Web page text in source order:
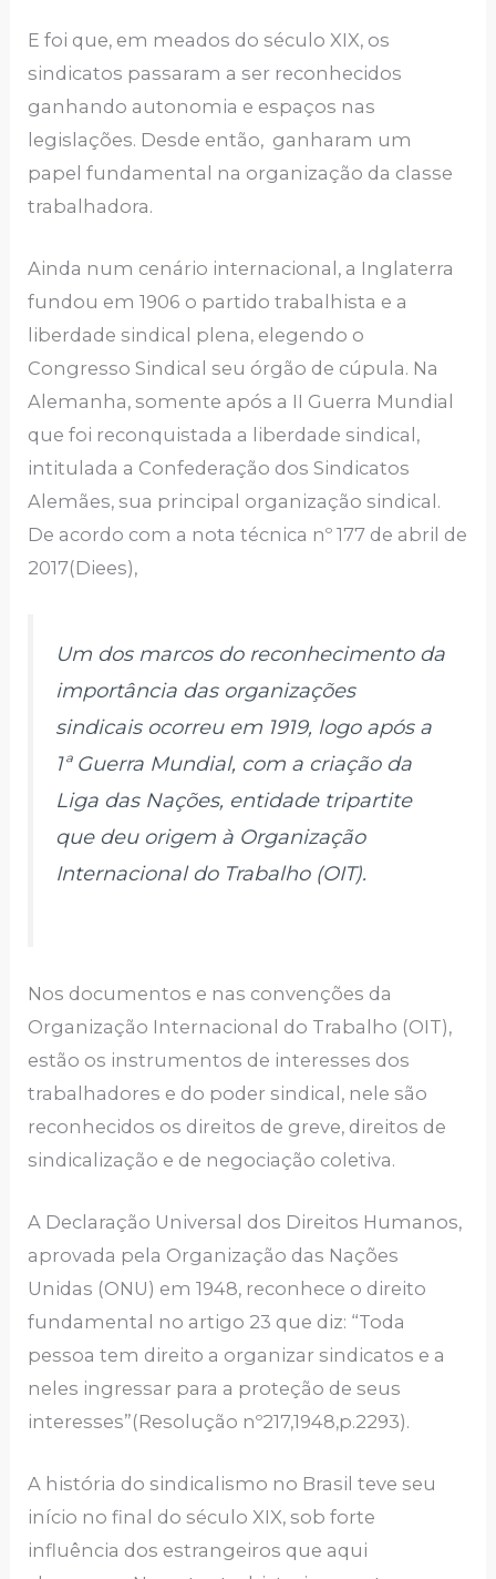
E foi que, em meados do século XIX, os
sindicatos passaram a ser reconhecidos
ganhando autonomia e espaços nas
legislações. Desde então, ganharam um
papel fundamental na organização da classe
trabalhadora.
Ainda num cenário internacional, a Inglaterra
fundou em 1906 o partido trabalhista e a
liberdade sindical plena, elegendo o
Congresso Sindical seu órgão de cúpula. Na
Alemanha, somente após a II Guerra Mundial
que foi reconquistada a liberdade sindical,
intitulada a Confederação dos Sindicatos
Alemães, sua principal organização sindical.
De acordo com a nota técnica nº 177 de abril de
2017(Diees),
Um dos marcos do reconhecimento da
importância das organizações
sindicais ocorreu em 1919, logo após a
1ª Guerra Mundial, com a criação da
Liga das Nações, entidade tripartite
que deu origem à Organização
Internacional do Trabalho (OIT).
Nos documentos e nas convenções da
Organização Internacional do Trabalho (OIT),
estão os instrumentos de interesses dos
trabalhadores e do poder sindical, nele são
reconhecidos os direitos de greve, direitos de
sindicalização e de negociação coletiva.
A Declaração Universal dos Direitos Humanos,
aprovada pela Organização das Nações
Unidas (ONU) em 1948, reconhece o direito
fundamental no artigo 23 que diz: “Toda
pessoa tem direito a organizar sindicatos e a
neles ingressar para a proteção de seus
interesses”(Resolução nº217,1948,p.2293).
A história do sindicalismo no Brasil teve seu
início no final do século XIX, sob forte
influência dos estrangeiros que aqui